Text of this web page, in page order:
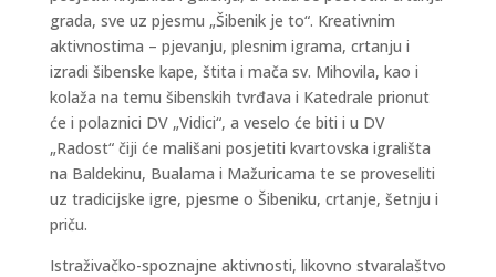
grada, sve uz pjesmu „Šibenik je to“. Kreativnim
aktivnostima – pjevanju, plesnim igrama, crtanju i
izradi šibenske kape, štita i mača sv. Mihovila, kao i
kolaža na temu šibenskih tvrđava i Katedrale prionut
će i polaznici DV „Vidici“, a veselo će biti i u DV
„Radost“ čiji će mališani posjetiti kvartovska igrališta
na Baldekinu, Bualama i Mažuricama te se proveseliti
uz tradicijske igre, pjesme o Šibeniku, crtanje, šetnju i
priču.
Istraživačko-spoznajne aktivnosti, likovno stvaralaštvo